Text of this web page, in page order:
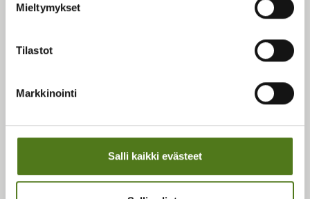
Mieltymykset
Tilastot
Markkinointi
Salli kaikki evästeet
Ajankohtaista
Tietoa Epilepsialiitosta
Liiton verkkokauppa
Sosiaaliset mediat
Liiton Facebook